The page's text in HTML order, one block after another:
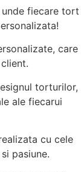
fiecare tort
care
torturilor,
ale fiecarui
cu cele
pasiune.